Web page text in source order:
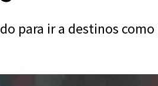
para ir a destinos